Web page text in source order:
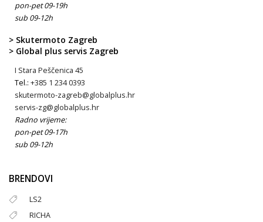
pon-pet 09-19h
sub 09-12h
> Skutermoto Zagreb
> Global plus servis Zagreb
I Stara Peščenica 45
Tel.: +385 1 234 0393
skutermoto-zagreb@globalplus.hr
servis-zg@globalplus.hr
Radno vrijeme:
pon-pet 09-17h
sub 09-12h
BRENDOVI
LS2
RICHA